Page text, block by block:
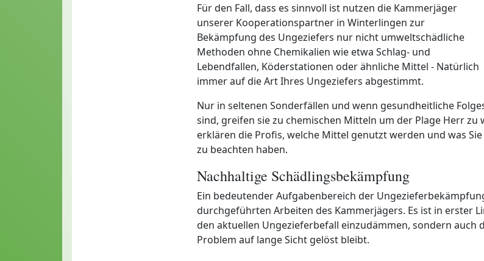
Für den Fall, dass es sinnvoll ist nutzen die Kammerjäger
unserer Kooperationspartner in Winterlingen zur
Bekämpfung des Ungeziefers nur nicht umweltschädliche
Methoden ohne Chemikalien wie etwa Schlag- und
Lebendfallen, Köderstationen oder ähnliche Mittel - Natürlich
immer auf die Art Ihres Ungeziefers abgestimmt.
Nur in seltenen Sonderfällen und wenn gesundheitliche
sind, greifen sie zu chemischen Mitteln um der Plage Herr zu
erklären die Profis, welche Mittel genutzt werden und was
zu beachten haben.
Nachhaltige Schädlingsbekämpfung
Ein bedeutender Aufgabenbereich der
durchgeführten Arbeiten des Kammerjägers. Es ist in erster
den aktuellen Ungezieferbefall einzudämmen, sondern auch
Problem auf lange Sicht gelöst bleibt.